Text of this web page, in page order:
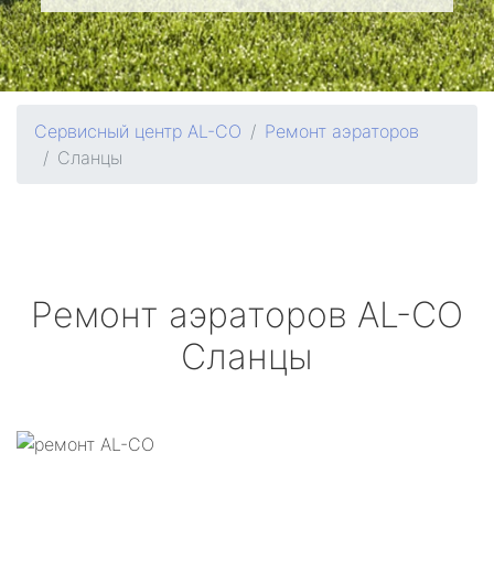
Сервисный центр AL-CO
Ремонт аэраторов
Сланцы
Ремонт аэраторов AL-CO
Сланцы